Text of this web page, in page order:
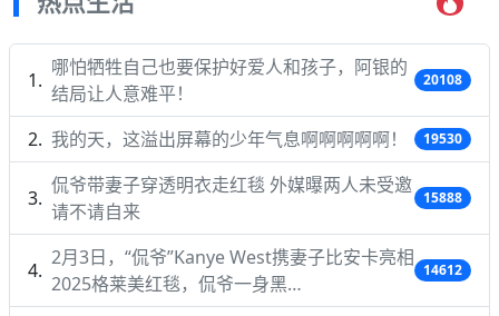
哪怕牺牲自己也要保护好爱人和孩子，阿银的
结局让人意难平！
20108
我的天，这溢出屏幕的少年气息啊啊啊啊啊！ 19530
侃爷带妻子穿透明衣走红毯 外媒曝两人未受邀
请不请自来
15888
2月3日，“侃爷”Kanye West携妻子比安卡亮相
2025格莱美红毯，侃爷一身黑…
14612